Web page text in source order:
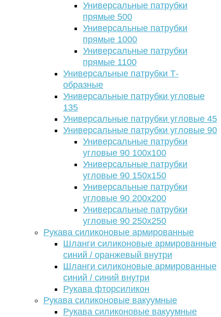
Универсальные патрубки
прямые 500
Универсальные патрубки
прямые 1000
Универсальные патрубки
прямые 1100
Универсальные патрубки Т-
образные
Универсальные патрубки угловые
135
Универсальные патрубки угловые 45
Универсальные патрубки угловые 90
Универсальные патрубки
угловые 90 100х100
Универсальные патрубки
угловые 90 150х150
Универсальные патрубки
угловые 90 200х200
Универсальные патрубки
угловые 90 250х250
Рукава силиконовые армированные
Шланги силиконовые армированные
синий / оранжевый внутри
Шланги силиконовые армированные
синий / синий внутри
Рукава фторсиликон
Рукава силиконовые вакуумные
Рукава силиконовые вакуумные